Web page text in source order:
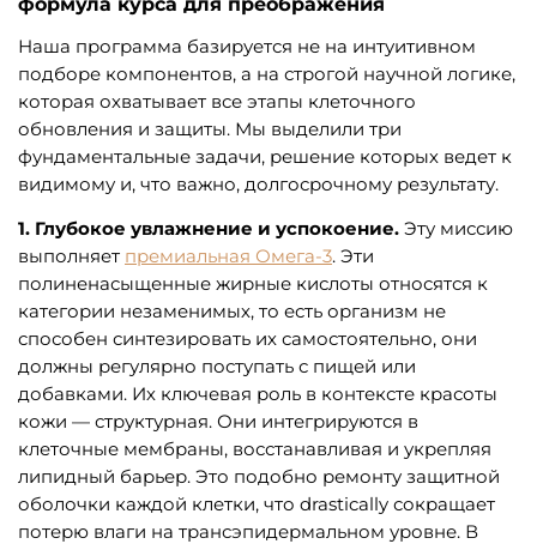
Наша программа базируется не на интуитивном
подборе компонентов, а на строгой научной логике,
которая охватывает все этапы клеточного
обновления и защиты. Мы выделили три
фундаментальные задачи, решение которых ведет к
видимому и, что важно, долгосрочному результату.
1. Глубокое увлажнение и успокоение. Эту миссию
выполняет премиальная Омега-3. Эти
полиненасыщенные жирные кислоты относятся к
категории незаменимых, то есть организм не
способен синтезировать их самостоятельно, они
должны регулярно поступать с пищей или
добавками. Их ключевая роль в контексте красоты
кожи — структурная. Они интегрируются в
клеточные мембраны, восстанавливая и укрепляя
липидный барьер. Это подобно ремонту защитной
оболочки каждой клетки, что drastically сокращает
потерю влаги на трансэпидермальном уровне. В